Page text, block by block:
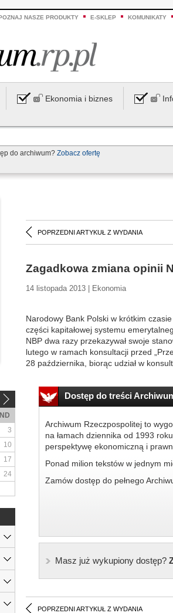
NASZE PRODUKTY E-SKLEP KOMUNIKATY
Ekonomia i biznes
do archiwum? Zobacz ofertę
POPRZEDNI ARTYKUŁ Z WYDANIA
Zagadkowa zmiana opinii
14 listopada 2013 | Ekonomia
Narodowy Bank Polski w krótkim
części kapitałowej systemu
NBP dwa razy przekazywał swoje
lutego w ramach konsultacji przed
28 października, biorąc udział w
Dostęp do treści
Archiwum Rzeczpospolitej to
na łamach dziennika od 1993
perspektywę ekonomiczną i
Ponad milion tekstów w jednym
Zamów dostęp do pełnego
Masz już wykupiony dostęp?
POPRZEDNI ARTYKUŁ Z WYDANIA
ND
3
10
17
24